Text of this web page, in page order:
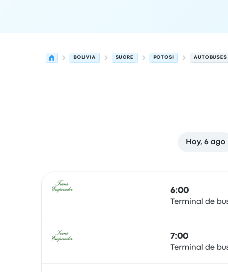
BOLIVIA SUCRE POTOSI AUTOBUSES
Hoy, 6 ago
6:00
Terminal de
7:00
Terminal de